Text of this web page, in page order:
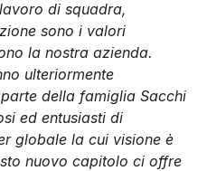
di squadra,
sono i valori
la nostra azienda.
ulteriormente
della famiglia Sacchi
ed entusiasti di
globale la cui visione è
nuovo capitolo ci offre